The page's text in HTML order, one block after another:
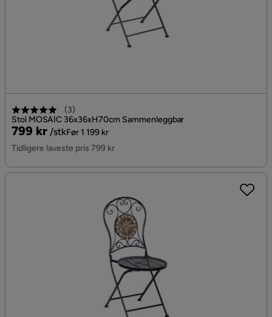
(3)
Stol MOSAIC 36x36xH70cm Sammenleggbar
Pris
799 kr /stk
Original
Pris
Før 1 199 kr
Tidligere laveste pris 799 kr